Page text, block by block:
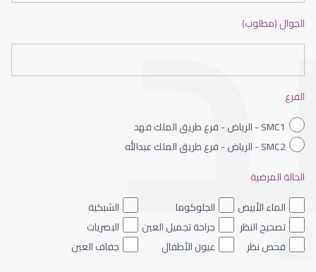
الماء الأبيض في العين وعلاجه
الماء الأبيض بالعين
الجوال (مطلوب)
الفرع
SMC1 - الرياض - فرع طريق الملك فهد
SMC2 - الرياض - فرع طريق الملك عبدالله
الحالة المرضية
الماء الأبيض
الجلوكوما
الشبكية
تصحيح النظر
جراحة تجميل العين
البصريات
فحص نظر
عيون الأطفال جفاف العين